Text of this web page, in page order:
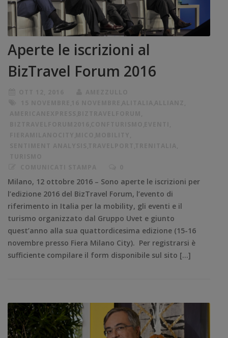
Aperte le iscrizioni al
BizTravel Forum 2016
Milano, 12 ottobre 2016 – Sono aperte le iscrizioni per
l’edizione 2016 del BizTravel Forum, l’evento di
riferimento in Italia per la mobility, gli eventi e il
turismo organizzato dal Gruppo Uvet e giunto
quest’anno alla sua quattordicesima edizione (15-16
novembre presso Fiera Milano City). Per registrarsi è
sufficiente compilare il form disponibile sul sito […]